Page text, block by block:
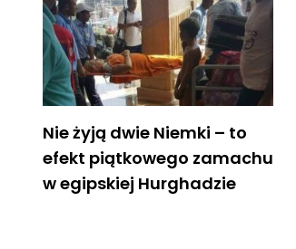
Nie żyją dwie Niemki – to
efekt piątkowego zamachu
w egipskiej Hurghadzie